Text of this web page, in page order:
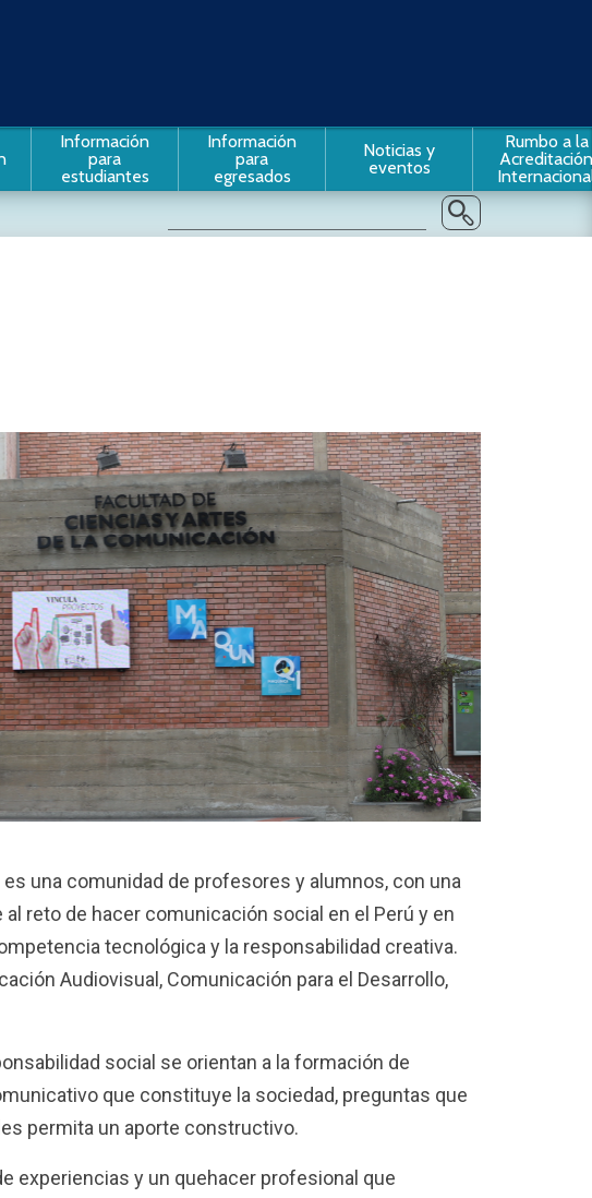
Información
para
estudiantes
Información
para
egresados
Noticias y
eventos
Rumbo a la
Acreditación
una comunidad de profesores y alumnos, con una
reto de hacer comunicación social en el Perú y en
tecnológica y la responsabilidad creativa.
Audiovisual, Comunicación para el Desarrollo,
social se orientan a la formación de
que constituye la sociedad, preguntas que
permita un aporte constructivo.
experiencias y un quehacer profesional que